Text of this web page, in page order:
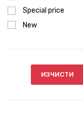
Special price
New
ИЗЧИСТИ